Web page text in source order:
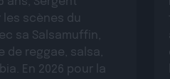
scènes du
sa Salsamuffin,
de reggae, salsa,
En 2026 pour la